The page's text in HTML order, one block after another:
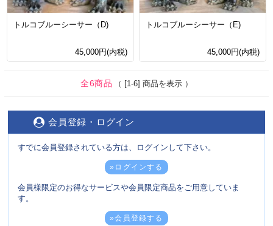
トルコブルーシーサー（D)
45,000円(内税)
トルコブルーシーサー（E)
45,000円(内税)
全6商品 （ [1-6] 商品を表示 ）
会員登録・ログイン
すでに会員登録されている方は、ログインして下さい。
»ログインする
会員様限定のお得なサービスや会員限定商品をご用意していま
す。
»会員登録する